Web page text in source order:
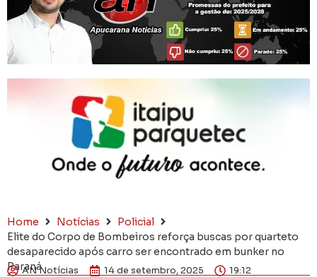
Home Notícias
Policial
Elite do Corpo de Bombeiros reforça buscas por quarteto
desaparecido após carro ser encontrado em bunker no
Paraná
AN Notícias 14 de setembro, 2025
19:12